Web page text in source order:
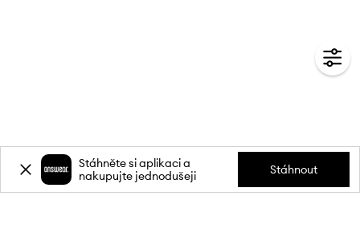
Stáhněte si aplikaci a
nakupujte jednodušeji
Stáhnout